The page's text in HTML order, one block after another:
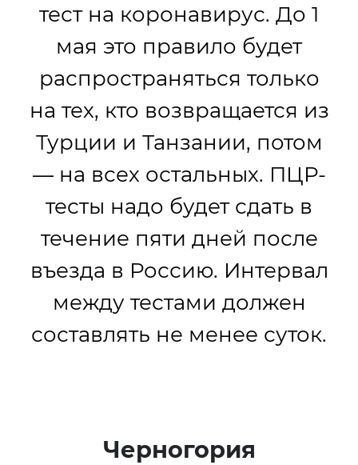
тест на коронавирус. До 1
мая это правило будет
распространяться только
на тех, кто возвращается из
Турции и Танзании, потом
— на всех остальных. ПЦР-
тесты надо будет сдать в
течение пяти дней после
въезда в Россию. Интервал
между тестами должен
составлять не менее суток.
Черногория